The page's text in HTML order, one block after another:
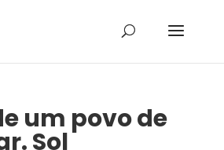
um povo de
Sol